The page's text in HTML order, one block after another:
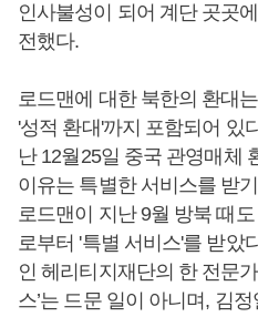
인사불성이 되어 계단 곳곳
전했다.
로드맨에 대한 북한의 환대
'성적 환대'까지 포함되어 있
난 12월25일 중국 관영매체
이유는 특별한 서비스를 받
로드맨이 지난 9월 방북 때
로부터 '특별 서비스'를 받았
인 헤리티지재단의 한 전문가
스’는 드문 일이 아니며, 김